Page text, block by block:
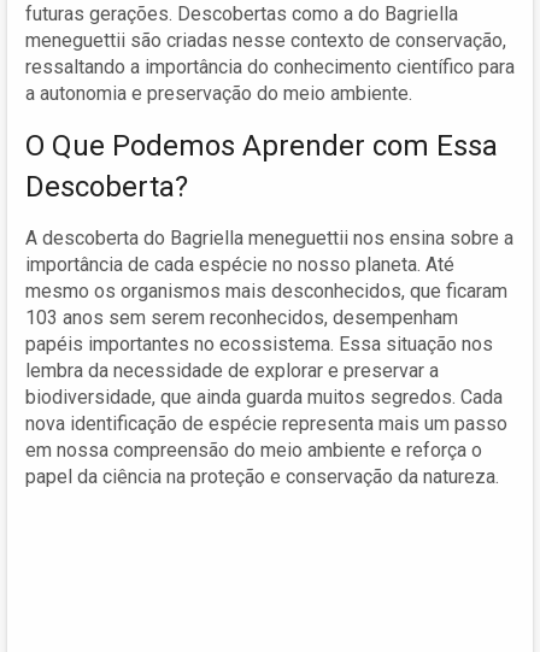
futuras gerações. Descobertas como a do Bagriella
meneguettii são criadas nesse contexto de conservação,
ressaltando a importância do conhecimento científico para
a autonomia e preservação do meio ambiente.
O Que Podemos Aprender com Essa
Descoberta?
A descoberta do Bagriella meneguettii nos ensina sobre a
importância de cada espécie no nosso planeta. Até
mesmo os organismos mais desconhecidos, que ficaram
103 anos sem serem reconhecidos, desempenham
papéis importantes no ecossistema. Essa situação nos
lembra da necessidade de explorar e preservar a
biodiversidade, que ainda guarda muitos segredos. Cada
nova identificação de espécie representa mais um passo
em nossa compreensão do meio ambiente e reforça o
papel da ciência na proteção e conservação da natureza.